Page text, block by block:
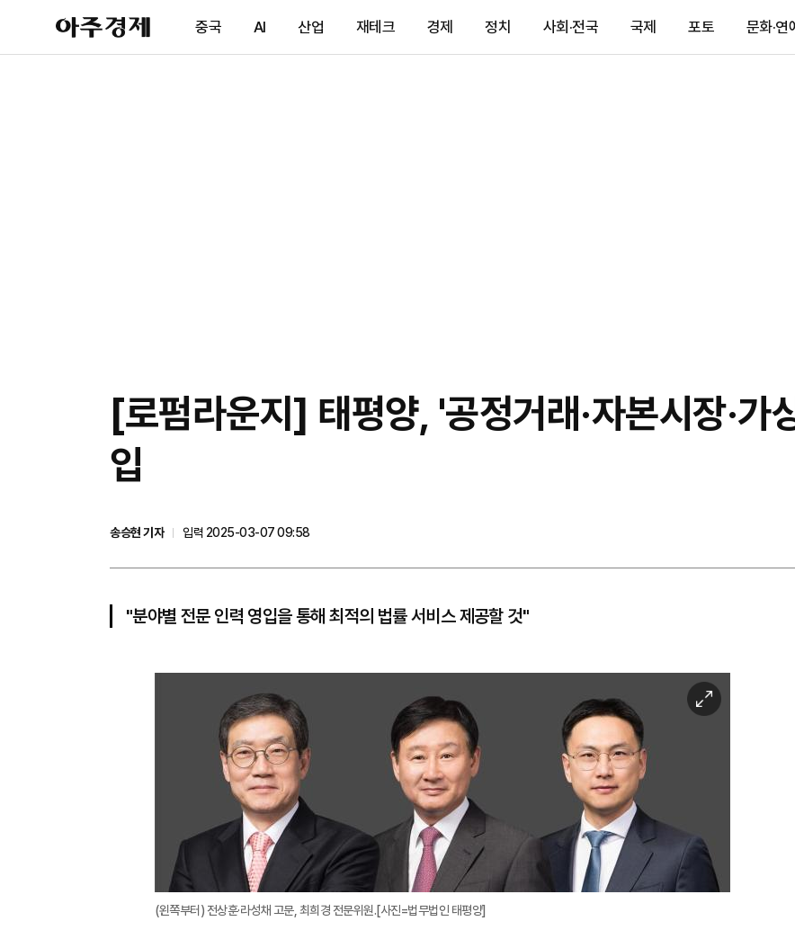
아
주
제
중국 AI 산업 재테크 경제 정치 사회·전국 국제 포토 문화·연
[로펌라운지] 태평양, '공정거래·자본시장·가
입
송승현 기자
입력 2025-03-07 09:58
"분야별 전문 인력 영입을 통해 최적의 법률 서비스 제공할 것"
이
미
(왼쪽부터) 전상훈·라성채 고문, 최희경 전문위원.[사진=법무법인 태평양]